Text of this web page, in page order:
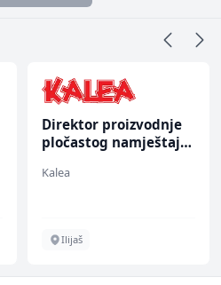
Direktor proizvodnje
pločastog namještaja
Kalea
Ilijaš